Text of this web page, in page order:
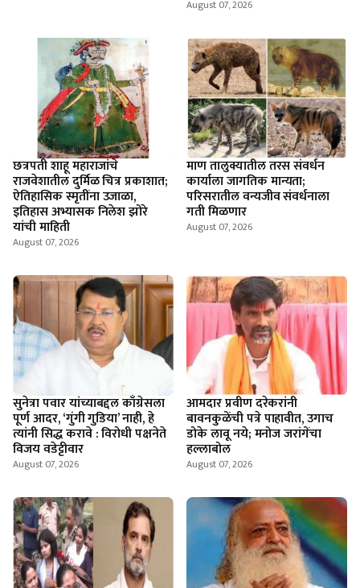
August 07, 2026
छत्रपती शाहू महाराजांचे
राजवेशातील दुर्मिळ चित्र प्रकाशात;
ऐतिहासिक स्मृतींना उजाळा,
इतिहास अभ्यासक निलेश झोरे
यांची माहिती
August 07, 2026
माण तालुक्यातील तरस संवर्धन
कार्याला जागतिक मान्यता;
परिसरातील वन्यजीव संवर्धनाला
गती मिळणार
August 07, 2026
सुनेत्रा पवार यांच्याबद्दल काँग्रेसला
पूर्ण आदर, ‘गुंगी गुडिया’ नाही, हे
त्यांनी सिद्ध करावे : विरोधी पक्षनेते
विजय वडेट्टीवार
August 07, 2026
आमदार प्रवीण दरेकरांनी
बावनकुळेंची पत्रे पाहावीत, उगाच
डोके लावू नये; मनोज जरांगेंचा
हल्लाबोल
August 07, 2026